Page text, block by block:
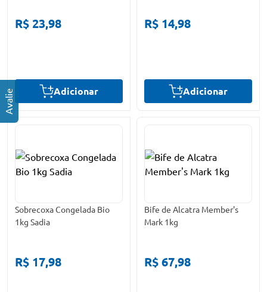
R$ 23,98
Adicionar
R$ 14,98
Adicionar
Sobrecoxa Congelada Bio
1kg Sadia
R$ 17,98
Bife de Alcatra Member's
Mark 1kg
R$ 67,98